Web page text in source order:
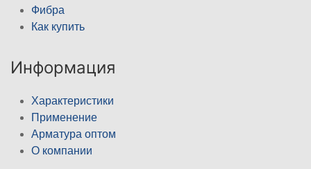
Фибра
Как купить
Информация
Характеристики
Применение
Арматура оптом
О компании